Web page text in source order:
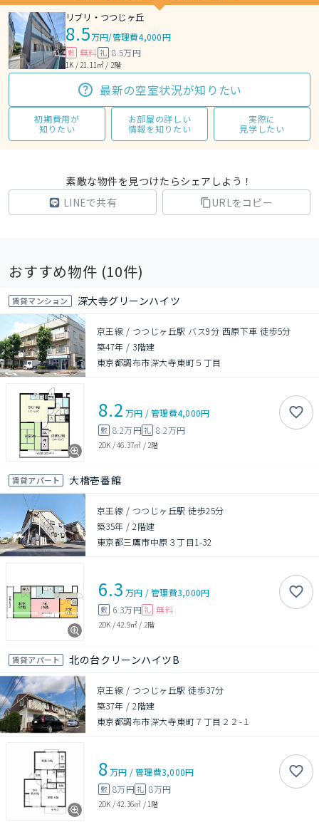
リブリ・つつじヶ丘
8.5万円/管理費4,000円
敷 無料 礼 8.5万円
1K / 21.11㎡ / 2階
最新の空室状況が知りたい
初期費用が
知りたい
お部屋の詳しい
情報を知りたい
実際に
見学したい
素敵な物件を見つけたらシェアしよう！
LINEで共有
URLをコピー
おすすめ物件 (10件)
賃貸マンション 深大寺グリーンハイツ
京王線 / つつじヶ丘駅 バス9分 西原下車 徒歩5分
築47年 / 3階建
東京都調布市深大寺東町５丁目
8.2 万円 /管理費4,000円
敷 8.2万円礼 8.2万円
2DK /46.37㎡ / 2階
賃貸アパート 大橋壱番館
京王線 / つつじヶ丘駅 徒歩25分
築35年 /2階建
東京都三鷹市中原３丁目1-32
6.3 万円 /管理費3,000円
敷 6.3万円 礼 無料
2DK /42.9㎡ / 2階
賃貸アパート 北の台クリーンハイツB
京王線 / つつじヶ丘駅 徒歩37分
築37年 /2階建
東京都調布市深大寺東町７丁目２２-１
8万円 /管理費3,000円
敷 8万円礼 8万円
2DK /42.36㎡ / 1階